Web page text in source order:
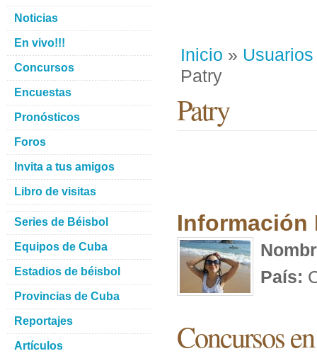
Inicio » Usuarios
Patry
Patry
Información
País:
Concursos
Noticias
En vivo!!!
Concursos
Encuestas
Pronósticos
Foros
Invita a tus amigos
Libro de visitas
Series de Béisbol
Equipos de Cuba
Estadios de béisbol
Provincias de Cuba
Reportajes
Artículos